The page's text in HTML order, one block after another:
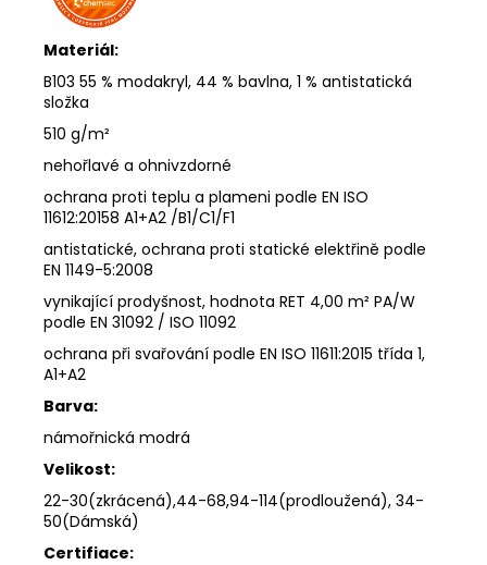
Materiál:
B103 55 % modakryl, 44 % bavlna, 1 % antistatická
složka
510 g/m²
nehořlavé a ohnivzdorné
ochrana proti teplu a plameni podle EN ISO
11612:20158 A1+A2 /B1/C1/F1
antistatické, ochrana proti statické elektřině podle
EN 1149-5:2008
vynikající prodyšnost, hodnota RET 4,00 m² PA/W
podle EN 31092 / ISO 11092
ochrana při svařování podle EN ISO 11611:2015 třída 1,
A1+A2
Barva:
námořnická modrá
Velikost:
22-30(zkrácená),44-68,94-114(prodloužená), 34-
50(Dámská)
Certifiace: